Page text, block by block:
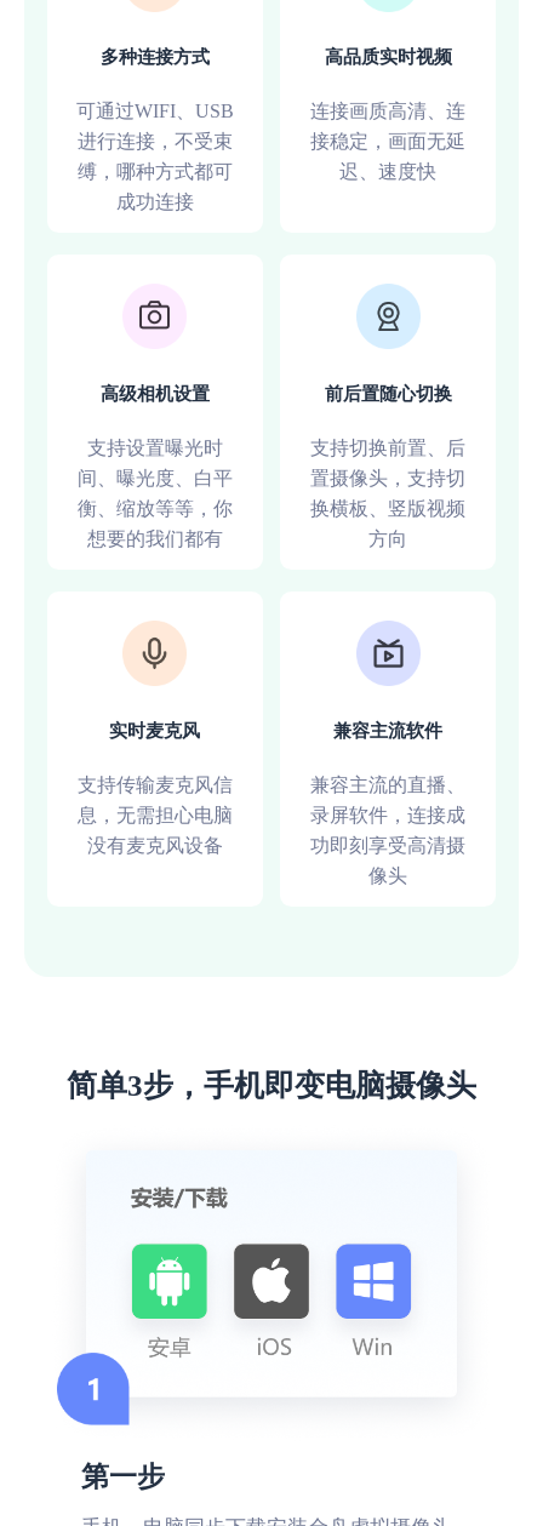
多种连接方式
可通过WIFI、USB
进行连接，不受束
缚，哪种方式都可
成功连接
高品质实时视频
连接画质高清、连
接稳定，画面无延
迟、速度快
高级相机设置
支持设置曝光时
间、曝光度、白平
衡、缩放等等，你
想要的我们都有
前后置随心切换
支持切换前置、后
置摄像头，支持切
换横板、竖版视频
方向
实时麦克风
支持传输麦克风信
息，无需担心电脑
没有麦克风设备
兼容主流软件
兼容主流的直播、
录屏软件，连接成
功即刻享受高清摄
像头
简单3步，手机即变电脑摄像头
第一步